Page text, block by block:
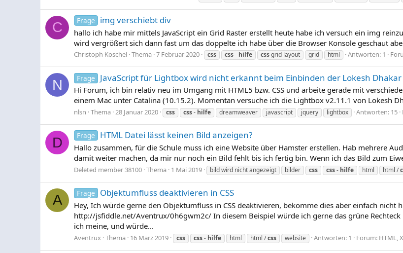
C Frage img verschiebt div
hallo ich habe mir mittels JavaScript ein Grid Raster erstellt heute habe ich versuch ein img
wird vergrößert sich dann fast um das doppelte ich habe über die Browser Konsole geschaut
Christoph Koschel Thema 7 Februar 2020 css css- hilfe cssgrid layout grid html Antworten: 1
N Frage JavaScript für Lightbox wird nicht erkannt beim Einbinden der Lokesh
Hi Forum, ich bin relativ neu im Umgang mit HTML5 bzw. CSS und arbeite gerade mit
einem Mac unter Catalina (10.15.2). Momentan versuche ich die Lightbox v2.11.1 von Lokesh
nlsn Thema 28 Januar 2020 css css- hilfe dreamweaver javascript jquery lightbox Antworten: 15
D Frage HTML Datei lässt keinen Bild anzeigen?
Hallo zusammen, für die Schule muss ich eine Website über Hamster erstellen. Hab mehrere
damit weiter machen, da mir nur noch ein Bild fehlt bis ich fertig bin. Wenn ich das Bild zum
Deleted member 38100 Thema 1 Mai 2019 bild wird nicht angezeigt bilder css css- hilfe html html /
A Frage Objektumfluss deaktivieren in CSS
Hey, Ich würde gerne den Objektumfluss in CSS deaktivieren, bekomme dies aber einfach nicht
http://jsfiddle.net/Aventrux/0h6gwm2c/ In diesem Beispiel würde ich gerne das grüne
ich meine, und würde...
Aventrux Thema 16 März 2019 css css- hilfe html html /css website Antworten: 1 Forum: HTML,